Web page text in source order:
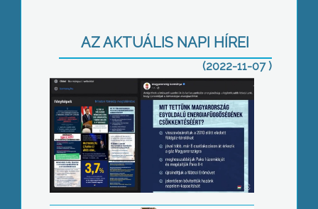
AZ AKTUÁLIS NAPI HÍREI
(2022-11-07 )
Gyöngyösön is kiállnak a tanárok
mellett